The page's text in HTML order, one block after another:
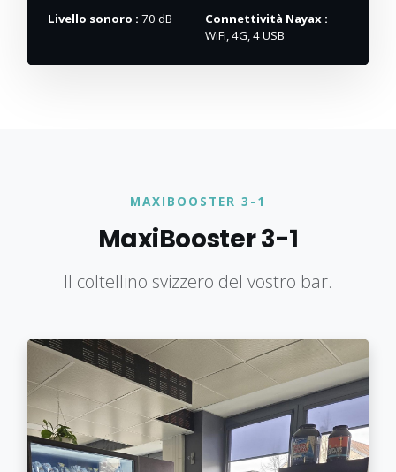
Livello sonoro : 70 dB
Connettività Nayax :
WiFi, 4G, 4 USB
MAXIBOOSTER 3-1
MaxiBooster 3-1
Il coltellino svizzero del vostro bar.